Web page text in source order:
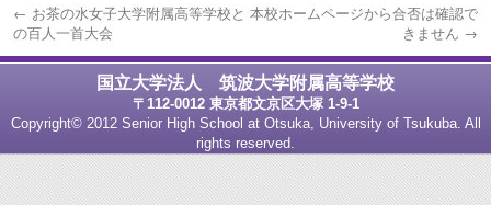
← お茶の水女子大学附属高等学校と
の百人一首大会
本校ホームページから合否は確認で
きません →
国立大学法人 筑波大学附属高等学校
〒112-0012 東京都文京区大塚 1-9-1
Copyright© 2012 Senior High School at Otsuka, University of Tsukuba. All
rights reserved.